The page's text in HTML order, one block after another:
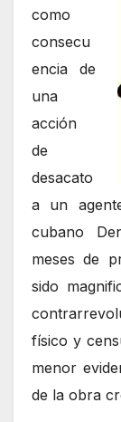
como
consecu
encia de
una
acción
de
desacato
a un
cubano
meses de
sido
físico y
menor
de la obra